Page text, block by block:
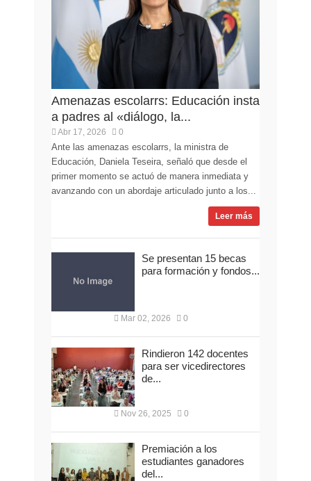
Amenazas escolarrs: Educación insta
a padres al «diálogo, la...
Abr 17, 2026 0
Ante las amenazas escolarrs, la ministra de
Educación, Daniela Teseira, señaló que desde el
primer momento se actuó de manera inmediata y
avanzando con un abordaje articulado junto a los...
Leer más
Se presentan 15 becas
para formación y fondos...
Mar 02, 2026 0
Rindieron 142 docentes
para ser vicedirectores
de...
Nov 26, 2025 0
Premiación a los
estudiantes ganadores
del...